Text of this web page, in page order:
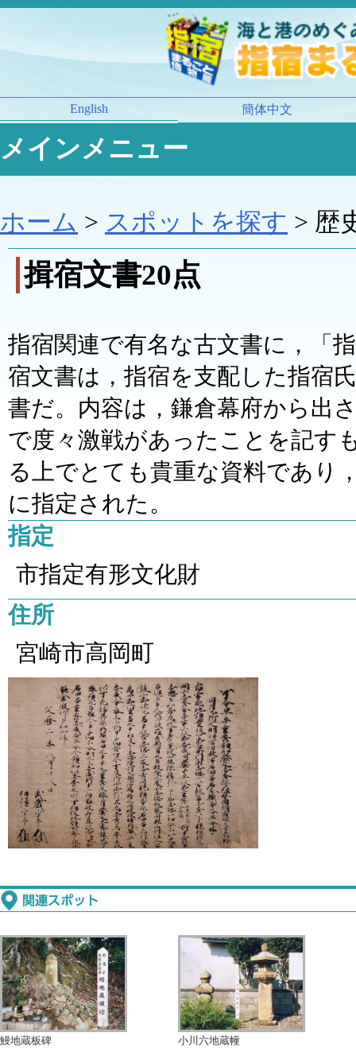
English 簡体中文
メインメニュー
ホーム > スポットを探す > 歴
揖宿文書20点
指宿関連で有名な古文書に，「
宿文書は，指宿を支配した指宿
書だ。内容は，鎌倉幕府から出
で度々激戦があったことを記す
る上でとても貴重な資料であり
に指定された。
指定
市指定有形文化財
住所
宮崎市高岡町
鰻地蔵板碑 小川六地蔵幢